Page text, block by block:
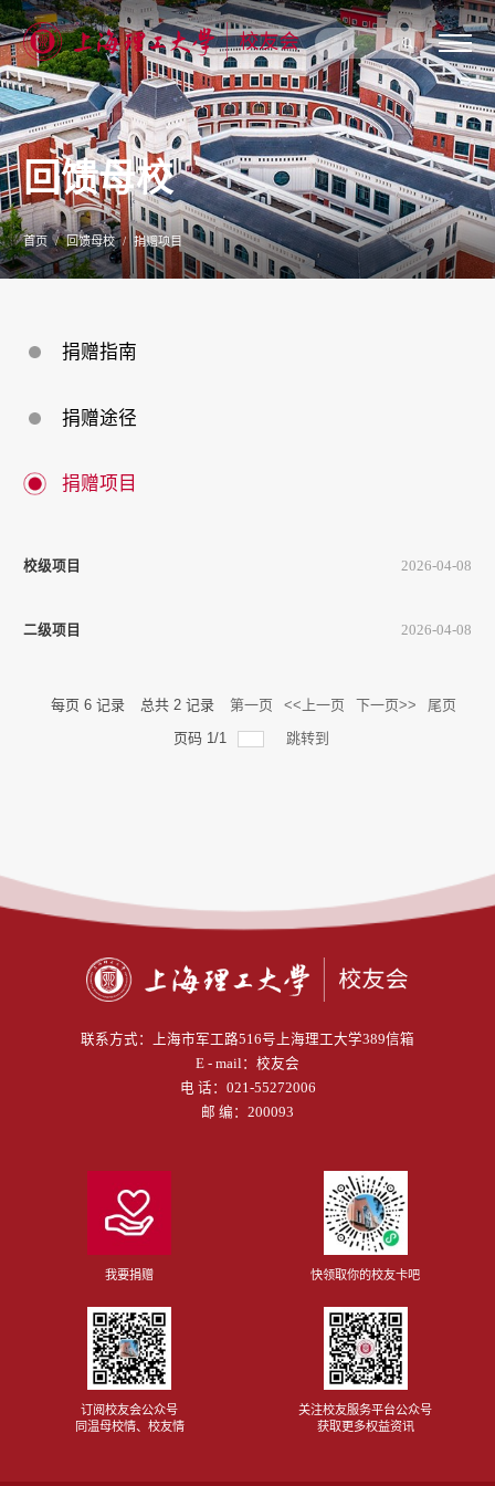
关
于
我
们
新
闻
公
告
校
友
回馈母校
首页 回馈母校 捐赠项目
捐赠指南
捐赠途径
捐赠项目
校级项目 2026-04-08
二级项目 2026-04-08
每页 6记录 总共 2记录 第一页 <<上一页 下一页>>
尾页
页码 1/1 跳转到
联系方式：
上海市军工路516号上海理工大学389信箱
E - mail： 校友会
电 话： 021-55272006
邮 编：200093
我要捐赠 快领取你的校友卡吧
订阅校友会公众号
同温母校情、校友情
关注校友服务平台公众号
获取更多权益资讯